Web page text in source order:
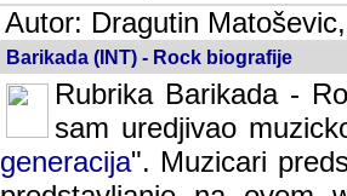
Autor: Dragutin
Barikada (INT) - Rock biografije
Rubrika Barikada -
sam uredjivao
generacija". Muzicari